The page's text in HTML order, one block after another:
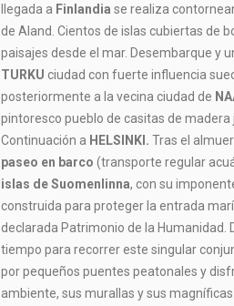
llegada a Finlandia se realiza
de Aland. Cientos de islas cubiertas de
paisajes desde el mar. Desembarque y
TURKU ciudad con fuerte influencia
posteriormente a la vecina ciudad de
pintoresco pueblo de casitas de madera
Continuación a HELSINKI.Tras el
paseo en barco (transporte regular
islas de Suomenlinna, con su
construida para proteger la entrada
declarada Patrimonio de la Humanidad.
tiempo para recorrer este singular
por pequeños puentes peatonales y
ambiente, sus murallas y sus magníficas